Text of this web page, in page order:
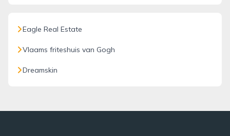
Eagle Real Estate
Vlaams friteshuis van Gogh
Dreamskin